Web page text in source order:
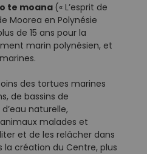
te moana (« L’esprit de
Moorea en Polynésie
de 15 ans pour la
marin polynésien, et
des tortues marines
de bassins de
naturelle,
malades et
et de les relâcher dans
la création du Centre, plus